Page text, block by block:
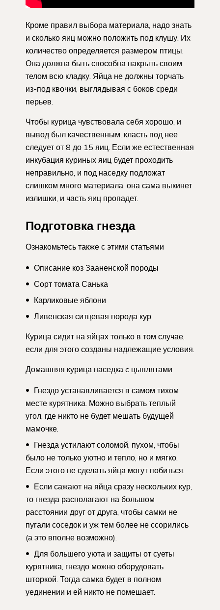
Кроме правил выбора материала, надо знать
и сколько яиц можно положить под клушу. Их
количество определяется размером птицы.
Она должна быть способна накрыть своим
телом всю кладку. Яйца не должны торчать
из-под квочки, выглядывая с боков среди
перьев.
Чтобы курица чувствовала себя хорошо, и
вывод был качественным, класть под нее
следует от 8 до 15 яиц. Если же естественная
инкубация куриных яиц будет проходить
неправильно, и под наседку подложат
слишком много материала, она сама выкинет
излишки, и часть яиц пропадет.
Подготовка гнезда
Ознакомьтесь также с этими статьями
Описание коз Зааненской породы
Сорт томата Санька
Карликовые яблони
Ливенская ситцевая порода кур
Курица сидит на яйцах только в том случае,
если для этого созданы надлежащие условия.
Домашняя курица наседка c цыплятами
Гнездо устанавливается в самом тихом
месте курятника. Можно выбрать теплый
угол, где никто не будет мешать будущей
мамочке.
Гнезда устилают соломой, пухом, чтобы
было не только уютно и тепло, но и мягко.
Если этого не сделать яйца могут побиться.
Если сажают на яйца сразу нескольких кур,
то гнезда располагают на большом
расстоянии друг от друга, чтобы самки не
пугали соседок и уж тем более не ссорились
(а это вполне возможно).
Для большего уюта и защиты от суеты
курятника, гнездо можно оборудовать
шторкой. Тогда самка будет в полном
уединении и ей никто не помешает.